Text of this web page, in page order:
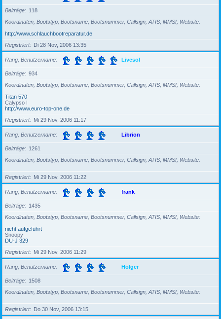
Beiträge
118
Koordinaten, Bootstyp, Bootsname, Bootsnummer, Callsign, ATIS, MMSI, Website
http://www.schlauchbootreparatur.de
Registriert
Di 28 Nov, 2006 13:35
Rang, Benutzername Livesol
Beiträge
934
Koordinaten, Bootstyp, Bootsname, Bootsnummer, Callsign, ATIS, MMSI, Website
Titan 570
Calypso I
http://www.euro-top-one.de
Registriert
Mi 29 Nov, 2006 11:17
Rang, Benutzername Librion
Beiträge
1261
Koordinaten, Bootstyp, Bootsname, Bootsnummer, Callsign, ATIS, MMSI, Website
Registriert Mi 29 Nov, 2006 11:22
Rang, Benutzername frank
Beiträge
1435
Koordinaten, Bootstyp, Bootsname, Bootsnummer, Callsign, ATIS, MMSI, Website
nicht aufgeführt
Snoopy
DU-J 329
Registriert
Mi 29 Nov, 2006 11:29
Rang, Benutzername Holger
Beiträge
1508
Koordinaten, Bootstyp, Bootsname, Bootsnummer, Callsign, ATIS, MMSI, Website
Registriert Do 30 Nov, 2006 13:15